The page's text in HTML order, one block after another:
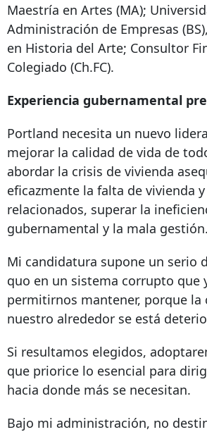
Maestría en Artes (MA);
Administración de Empresas
en Historia del Arte; Consultor
Colegiado (Ch.FC).
Experiencia gubernamental
Portland necesita un nuevo
mejorar la calidad de vida de
abordar la crisis de vivienda
eficazmente la falta de vivienda
relacionados, superar la
gubernamental y la mala gestión.
Mi candidatura supone un serio
quo en un sistema corrupto que
permitirnos mantener, porque la
nuestro alrededor se está
Si resultamos elegidos,
que priorice lo esencial para
hacia donde más se necesitan.
Bajo mi administración, no